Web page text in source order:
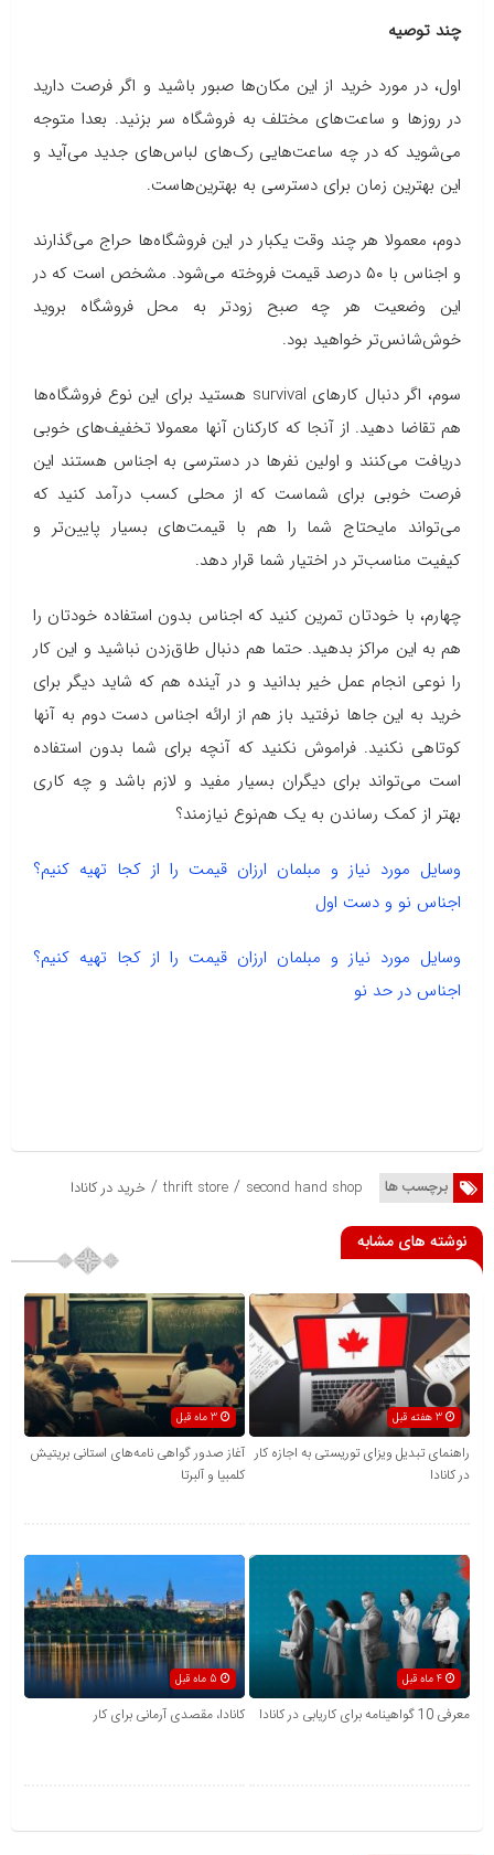
چند توصیه
اول، در مورد خرید از این مکان‌ها صبور باشید و اگر فرصت دارید
در روزها و ساعت‌های مختلف به فروشگاه سر بزنید. بعدا متوجه
می‌شوید که در چه ساعت‌هایی رک‌های لباس‌های جدید می‌آید و
این بهترین زمان برای دسترسی به بهترین‌هاست.
دوم، معمولا هر چند وقت یکبار در این فروشگاه‌ها حراج می‌گذارند
و اجناس با ۵۰ درصد قیمت فروخته می‌شود. مشخص است که در
این وضعیت هر چه صبح زودتر به محل فروشگاه بروید
خوش‌شانس‌تر خواهید بود.
سوم، اگر دنبال کارهای survival هستید برای این نوع فروشگاه‌ها
هم تقاضا دهید. از آنجا که کارکنان آنها معمولا تخفیف‌های خوبی
دریافت می‌کنند و اولین نفرها در دسترسی به اجناس هستند این
فرصت خوبی برای شماست که از محلی کسب درآمد کنید که
می‌تواند مایحتاج شما را هم با قیمت‌های بسیار پایین‌تر و
کیفیت مناسب‌تر در اختیار شما قرار دهد.
چهارم، با خودتان تمرین کنید که اجناس بدون استفاده خودتان را
هم به این مراکز بدهید. حتما هم دنبال طاق‌زدن نباشید و این کار
را نوعی انجام عمل خیر بدانید و در آینده هم که شاید دیگر برای
خرید به این جاها نرفتید باز هم از ارائه اجناس دست دوم به آنها
کوتاهی نکنید. فراموش نکنید که آنچه برای شما بدون استفاده
است می‌تواند برای دیگران بسیار مفید و لازم باشد و چه کاری
بهتر از کمک رساندن به یک هم‌نوع نیازمند؟
وسایل مورد نیاز و مبلمان ارزان قیمت را از کجا تهیه کنیم؟
اجناس نو و دست اول
وسایل مورد نیاز و مبلمان ارزان قیمت را از کجا تهیه کنیم؟
اجناس در حد نو
برچسب ها second hand shop
/
thrift store
/ خرید در کانادا
نوشته های مشابه
3 هفته قبل
راهنمای تبدیل ویزای توریستی به اجازه کار
در کانادا
آغاز صدور گواهی نامه‌های استانی بریتیش
کلمبیا و آلبرتا
4 ماه قبل
معرفی 10 گواهینامه برای کاریابی در کانادا کانادا، مقصدی آرمانی برای کار